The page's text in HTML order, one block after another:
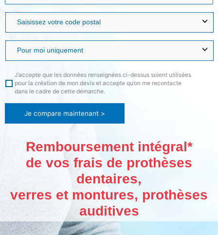
Remboursement intégral*
de vos frais de prothèses
dentaires,
verres et montures, prothèses
auditives
J’accepte que les données renseignées ci-dessus soient utilisées
pour la création de mon devis et accepte qu’on me recontacte
dans le cadre de cette démarche.
Je compare maintenant >